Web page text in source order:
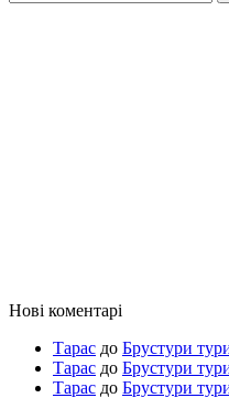
Нові коментарі
Тарас до Брустури
Тарас до Брустури
Тарас до Брустури